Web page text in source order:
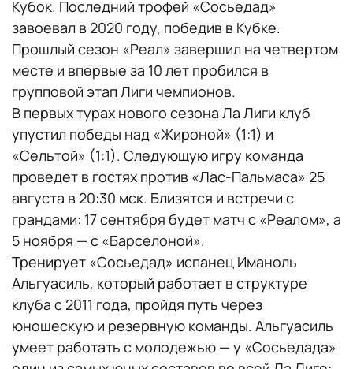
Кубок. Последний трофей «Сосьедад»
завоевал в 2020 году, победив в Кубке.
Прошлый сезон «Реал» завершил на четвертом
месте и впервые за 10 лет пробился в
групповой этап Лиги чемпионов.
В первых турах нового сезона Ла Лиги клуб
упустил победы над «Жироной» (1:1) и
«Сельтой» (1:1). Следующую игру команда
проведет в гостях против «Лас-Пальмаса» 25
августа в 20:30 мск. Близятся и встречи с
грандами: 17 сентября будет матч с «Реалом», а
5 ноября — с «Барселоной».
Тренирует «Сосьедад» испанец Иманоль
Альгуасиль, который работает в структуре
клуба с 2011 года, пройдя путь через
юношескую и резервную команды. Альгуасиль
умеет работать с молодежью — у «Сосьедада»